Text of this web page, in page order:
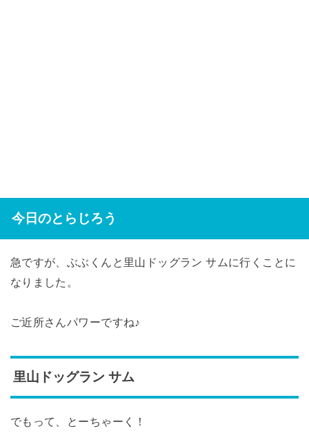
今日のとらじろう
急ですが、ぶぶくんと里山ドッグラン サムに行くことに
なりました。
ご近所さんパワーですね♪
里山ドッグラン サム
でもって、とーちゃーく！